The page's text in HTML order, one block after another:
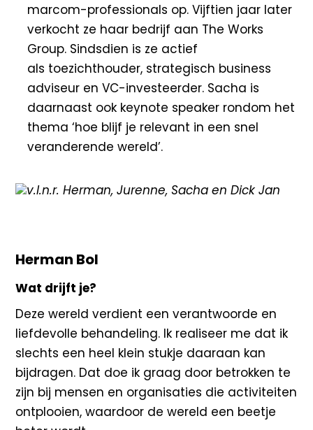
marcom-professionals op. Vijftien jaar later
verkocht ze haar bedrijf aan The Works
Group. Sindsdien is ze actief
als toezichthouder, strategisch business
adviseur en VC-investeerder. Sacha is
daarnaast ook keynote speaker rondom het
thema ‘hoe blijf je relevant in een snel
veranderende wereld’.
v.l.n.r. Herman, Jurenne, Sacha en Dick Jan
Herman Bol
Wat drijft je?
Deze wereld verdient een verantwoorde en
liefdevolle behandeling. Ik realiseer me dat ik
slechts een heel klein stukje daaraan kan
bijdragen. Dat doe ik graag door betrokken te
zijn bij mensen en organisaties die activiteiten
ontplooien, waardoor de wereld een beetje